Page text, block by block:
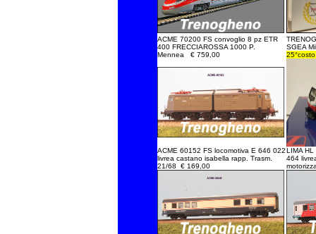
ACME 70200 FS convoglio 8 pz ETR
400 FRECCIAROSSA 1000 P.
Mennea € 759,00
SGEA
ACME 60152 FS locomotiva E 646 022
livrea castano isabella rapp. Trasm.
21/68 € 169,00
LIMA
464